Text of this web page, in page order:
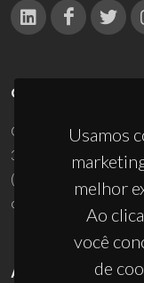
Usamos
melhor
Ao
você
de
CONTACTOS
Campus Universitário
3810-193 Aveiro -
(+351) 234 370 200
ciceco@ua.pt
APOIOS